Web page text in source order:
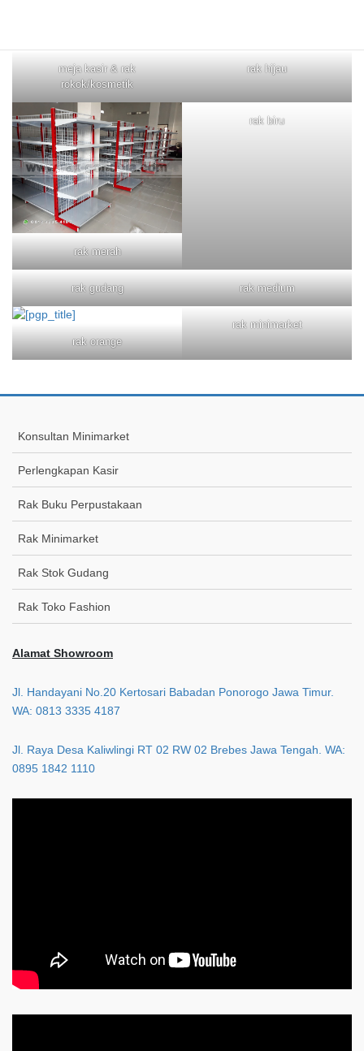
meja kasir & rak
rokok/kosmetik
rak hijau
rak merah
rak biru
rak gudang rak medium
rak orange
rak minimarket
Konsultan Minimarket
Perlengkapan Kasir
Rak Buku Perpustakaan
Rak Minimarket
Rak Stok Gudang
Rak Toko Fashion
Alamat Showroom
Jl. Handayani No.20 Kertosari Babadan Ponorogo Jawa Timur.
WA: 0813 3335 4187
Jl. Raya Desa Kaliwlingi RT 02 RW 02 Brebes Jawa Tengah. WA:
0895 1842 1110